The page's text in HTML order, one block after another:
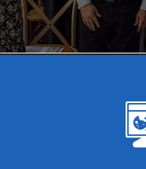
fondations abritées